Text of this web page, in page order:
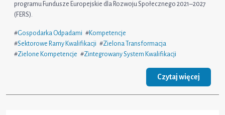
programu Fundusze Europejskie dla Rozwoju Społecznego 2021–2027
(FERS).
#Gospodarka Odpadami #Kompetencje
#Sektorowe Ramy Kwalifikacji #Zielona Transformacja
#Zielone Kompetencje #Zintegrowany System Kwalifikacji
Czytaj więcej